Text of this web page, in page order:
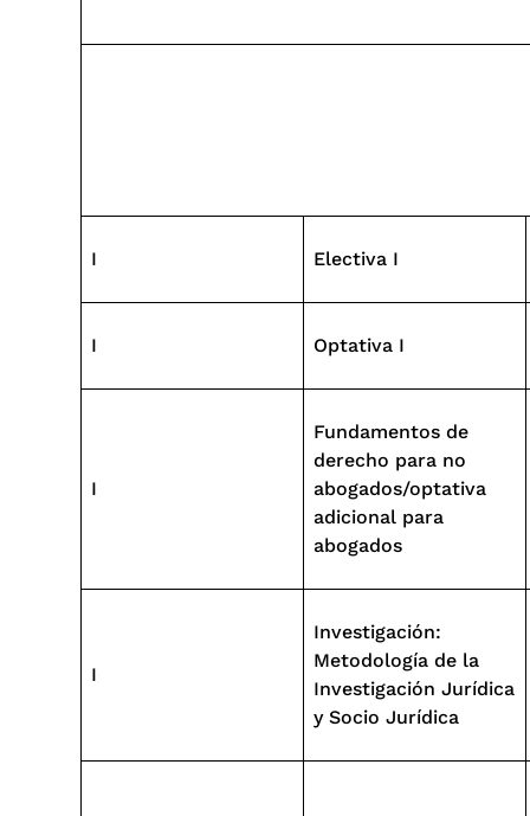
I Electiva I
I Optativa I
I
Fundamentos de
derecho para no
abogados/optativa
adicional para
abogados
I
Investigación:
Metodología de la
Investigación Jurídica
y Socio Jurídica